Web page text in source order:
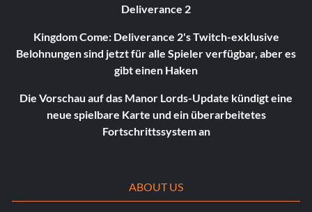
Deliverance 2
Kingdom Come: Deliverance 2's Twitch-exklusive
Belohnungen sind jetzt für alle Spieler verfügbar, aber es
gibt einen Haken
Die Vorschau auf das Manor Lords-Update kündigt eine
neue spielbare Karte und ein überarbeitetes
Fortschrittssystem an
ABOUT US